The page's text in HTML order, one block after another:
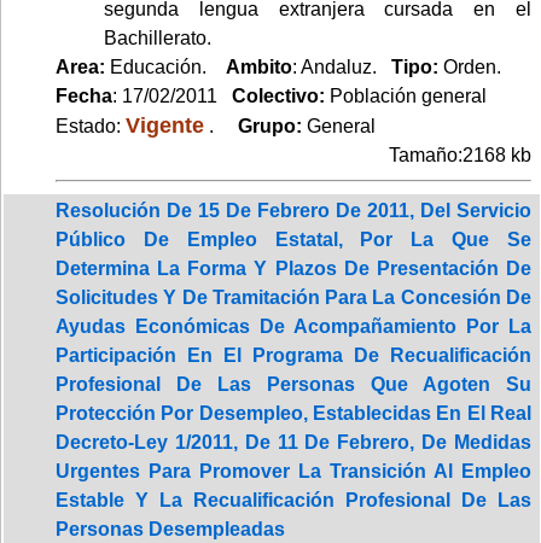
segunda lengua extranjera cursada en el
Bachillerato.
Area: Educación. Ambito: Andaluz. Tipo: Orden.
Fecha: 17/02/2011 Colectivo: Población general
Estado: Vigente . Grupo: General
Tamaño:2168 kb
Resolución De 15 De Febrero De 2011, Del Servicio
Público De Empleo Estatal, Por La Que Se
Determina La Forma Y Plazos De Presentación De
Solicitudes Y De Tramitación Para La Concesión De
Ayudas Económicas De Acompañamiento Por La
Participación En El Programa De Recualificación
Profesional De Las Personas Que Agoten Su
Protección Por Desempleo, Establecidas En El Real
Decreto-Ley 1/2011, De 11 De Febrero, De Medidas
Urgentes Para Promover La Transición Al Empleo
Estable Y La Recualificación Profesional De Las
Personas Desempleadas